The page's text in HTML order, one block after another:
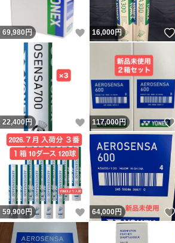
69,980円 いいね！
16,000円
22,400円 いいね！
117,000円
59,900円 いいね！
64,000円